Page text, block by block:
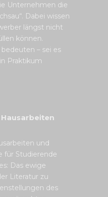
Unternehmen die
Dabei wissen
längst nicht
können.
– sei es
Praktikum
und
für Studierende
Das ewige
Literatur zu
des